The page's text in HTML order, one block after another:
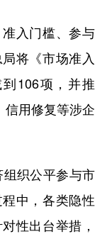
入门槛、参与
将《市场准入
106项，并推
信用修复等涉企
织公平参与市
中，各类隐性
性出台举措，